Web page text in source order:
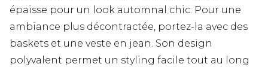
épaisse pour un look automnal chic. Pour une
ambiance plus décontractée, portez-la avec des
baskets et une veste en jean. Son design
polyvalent permet un styling facile tout au long